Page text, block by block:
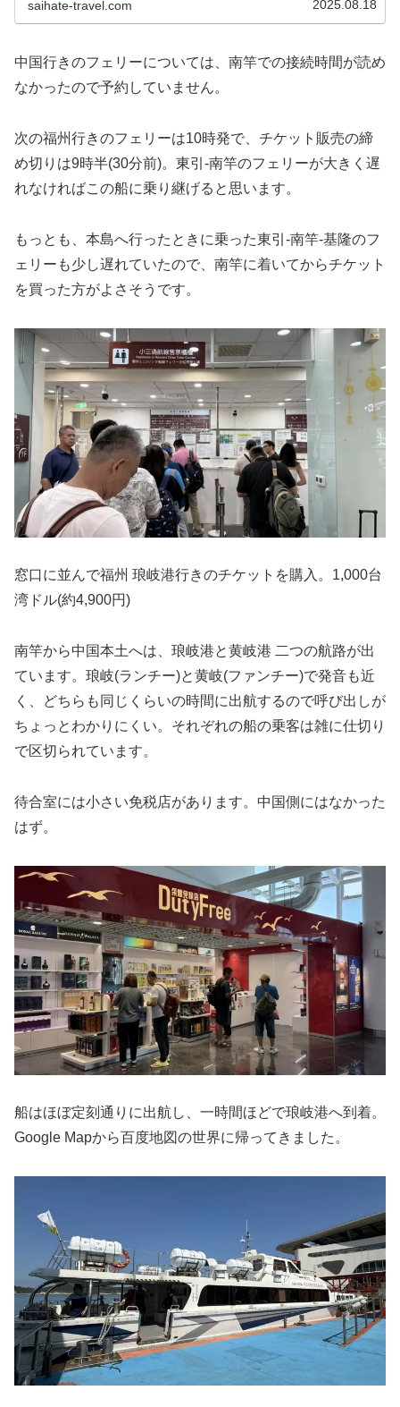
saihate-travel.com 2025.08.18
中国行きのフェリーについては、南竿での接続時間が読め
なかったので予約していません。
次の福州行きのフェリーは10時発で、チケット販売の締
め切りは9時半(30分前)。東引-南竿のフェリーが大きく遅
れなければこの船に乗り継げると思います。
もっとも、本島へ行ったときに乗った東引-南竿-基隆のフ
ェリーも少し遅れていたので、南竿に着いてからチケット
を買った方がよさそうです。
窓口に並んで福州 琅岐港行きのチケットを購入。1,000台
湾ドル(約4,900円)
南竿から中国本土へは、琅岐港と黄岐港 二つの航路が出
ています。琅岐(ランチー)と黄岐(ファンチー)で発音も近
く、どちらも同じくらいの時間に出航するので呼び出しが
ちょっとわかりにくい。それぞれの船の乗客は雑に仕切り
で区切られています。
待合室には小さい免税店があります。中国側にはなかった
はず。
船はほぼ定刻通りに出航し、一時間ほどで琅岐港へ到着。
Google Mapから百度地図の世界に帰ってきました。